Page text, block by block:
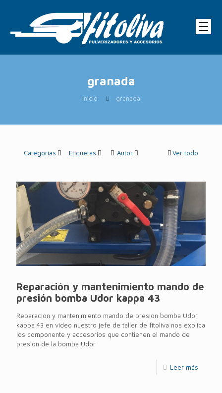
granada
Inicio granada
Categorías Etiquetas Autor Ver todo
Reparación y mantenimiento mando de
presión bomba Udor kappa 43
Reparación y mantenimiento mando de presión bomba Udor
kappa 43 en vídeo nuestro jefe de taller de fitoliva nos explica
los componente y accesorios que contienen el mando de
presión de la bomba Udor
Leer más